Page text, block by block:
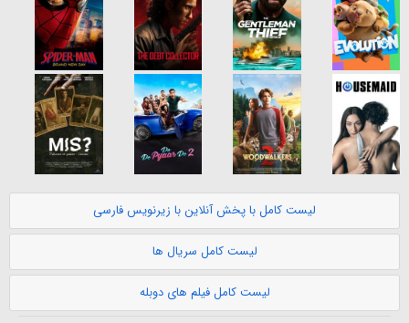
لیست کامل با پخش آنلاین با زیرنویس فارسی
لیست کامل سریال ها
لیست کامل فیلم های دوبله